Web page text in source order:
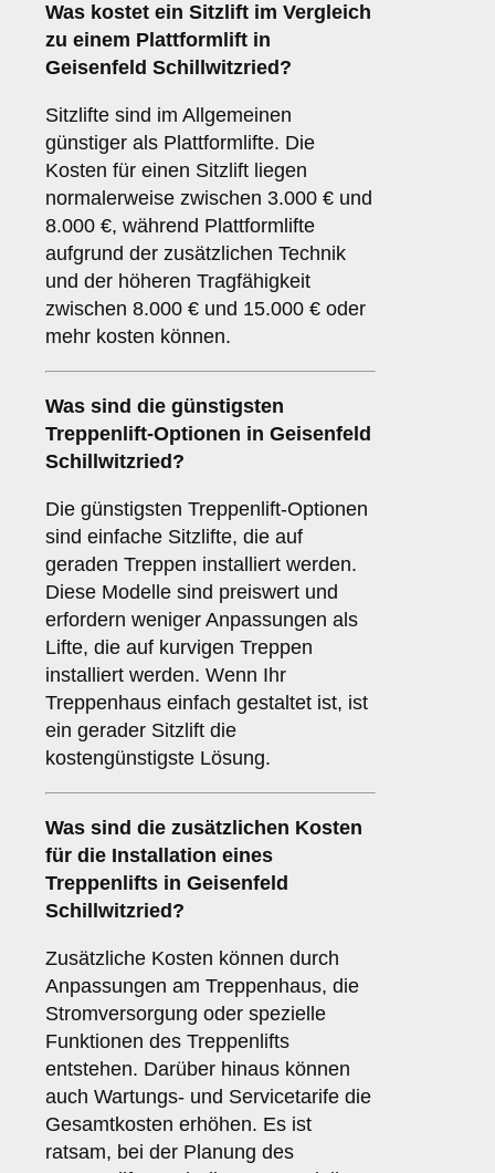
Was kostet ein Sitzlift im Vergleich
zu einem Plattformlift in
Geisenfeld Schillwitzried?
Sitzlifte sind im Allgemeinen
günstiger als Plattformlifte. Die
Kosten für einen Sitzlift liegen
normalerweise zwischen 3.000 € und
8.000 €, während Plattformlifte
aufgrund der zusätzlichen Technik
und der höheren Tragfähigkeit
zwischen 8.000 € und 15.000 € oder
mehr kosten können.
Was sind die günstigsten
Treppenlift-Optionen in Geisenfeld
Schillwitzried?
Die günstigsten Treppenlift-Optionen
sind einfache Sitzlifte, die auf
geraden Treppen installiert werden.
Diese Modelle sind preiswert und
erfordern weniger Anpassungen als
Lifte, die auf kurvigen Treppen
installiert werden. Wenn Ihr
Treppenhaus einfach gestaltet ist, ist
ein gerader Sitzlift die
kostengünstigste Lösung.
Was sind die zusätzlichen Kosten
für die Installation eines
Treppenlifts in Geisenfeld
Schillwitzried?
Zusätzliche Kosten können durch
Anpassungen am Treppenhaus, die
Stromversorgung oder spezielle
Funktionen des Treppenlifts
entstehen. Darüber hinaus können
auch Wartungs- und Servicetarife die
Gesamtkosten erhöhen. Es ist
ratsam, bei der Planung des